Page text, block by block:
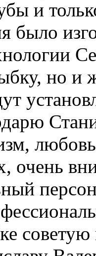
и
было
но и
очень